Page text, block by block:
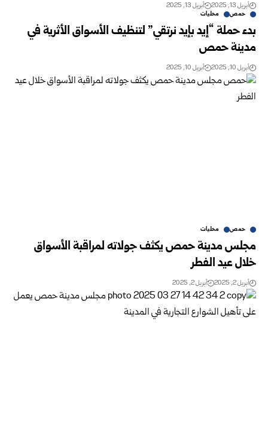
أبريل 13, 2025 أبريل 13, 2025
حمص محليات
بدء حملة “إيد بإيد نرتقي” لتنظيف الأسواق الأثرية في
مدينة حمص
أبريل 10, 2025 أبريل 10, 2025
حمص محليات
مجلس مدينة حمص يكثف جولاته لمراقبة الأسواق
خلال عيد الفطر
أبريل 2, 2025 أبريل 2, 2025